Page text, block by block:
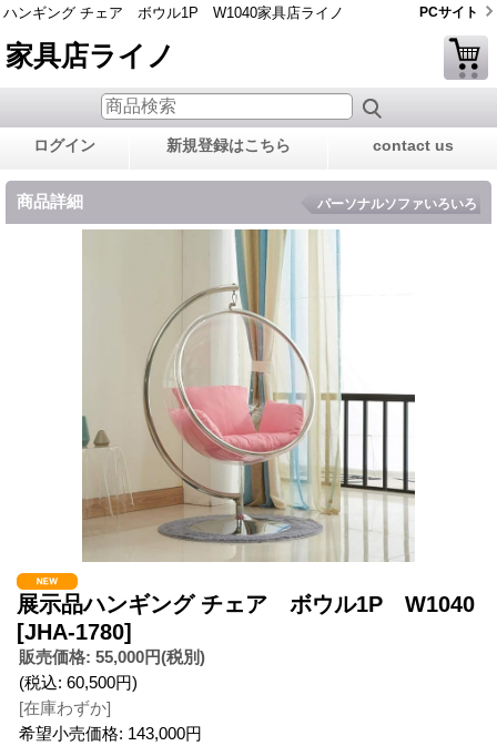
ハンギング チェア ボウル1P W1040家具店ライノ PCサイト
家具店ライノ
ログイン 新規登録はこちら contact us
商品詳細 パーソナルソファいろいろ
展示品ハンギング チェア ボウル1P W1040
[JHA-1780]
販売価格: 55,000円(税別)
(税込: 60,500円)
[在庫わずか]
希望小売価格: 143,000円